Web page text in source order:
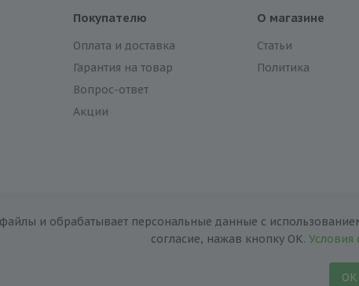
Покупателю
Оплата и доставка
Гарантия на товар
Вопрос-ответ
Акции
О магазине
Статьи
Политика
и обрабатывает персональные данные с
согласие, нажав кнопку ОК. Условия
ОК